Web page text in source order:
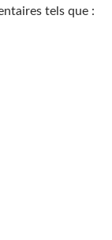
tels que :